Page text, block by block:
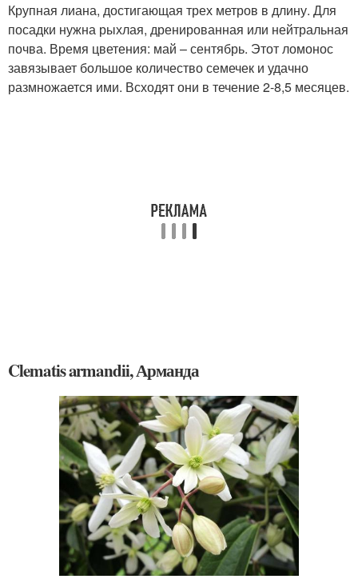
Крупная лиана, достигающая трех метров в длину. Для
посадки нужна рыхлая, дренированная или нейтральная
почва. Время цветения: май – сентябрь. Этот ломонос
завязывает большое количество семечек и удачно
размножается ими. Всходят они в течение 2-8,5 месяцев.
Clematis armandii, Арманда